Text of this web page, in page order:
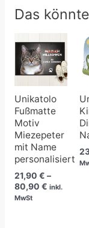
Das
Unikatolo
Fußmatte
Motiv
Miezepeter
mit Name
personalisiert
21,90 € –
80,90 €
21,90 €
bis
80,90 €
inkl.
MwSt